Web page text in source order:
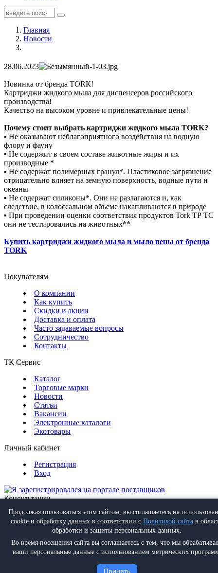
Главная
Новости
28.06.2023
Новинка от бренда ТОRК!
Картриджи жидкого мыла для диспенсеров российского
производства!
Качество на высоком уровне и привлекательные цены!
Почему стоит выбрать картриджи жидкого мыла TORK?
▪ Не оказывают неблагоприятного воздействия на водную
флору и фауну
▪ Не содержит в своем составе животные жиры и их
производные *
▪ Не содержат полимерных гранул*. Пластиковое загрязнение
отрицательно влияет на земную поверхность, водные пути и
океаны
▪ Не содержат силиконы*. Они не разлагаются и, как
следствие, в колоссальном объеме накапливаются в природе
▪ При проведении оценки соответствия продуктов Tork ТР ТС
они не тестировались на животных**
Купить картриджи жидкого мыла и мыло пены от бренда
TORK
Покупателям
О компании
Как купить
Скидки и акции
Доставка и оплата
Часто задаваемые вопросы
Сотрудничество
Контакты
ТК Сервис
Каталог
Торговые марки
Новости
Статьи
Вакансии
Электронные каталоги
Экотовары
Личный кабинет
Регистрация
Вход
Консультации
Обратная связь
Позвонить +7 (495) 988-07-08
Написатьinfo@proff-comfort.ru
Политика конфиденциальности
Продолжая пользоваться этим сайтом, вы соглашаетесь на
cookie и обработку данных в соответствии с Политикой сайтав
обработки и защиты персональных данных.
Во время посещения сайта вы соглашаетесь с тем, что мы
ваши персональные данные с использованием метрических
Принять